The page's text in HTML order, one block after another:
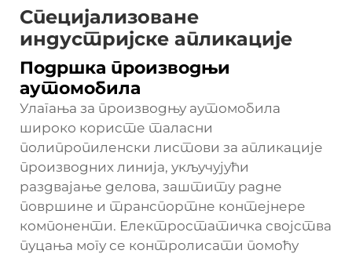
Специјализоване
индустријске апликације
Подршка производњи
аутомобила
Улагања за производњу аутомобила
широко користе таласни
полипропиленски листови за апликације
производних линија, укључујући
раздвајање делова, заштиту радне
површине и транспортне контејнере
компоненти. Електростатичка својства
пуцања могу се контролисати помоћу